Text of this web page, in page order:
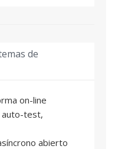
de
on-line
auto-test,
abierto